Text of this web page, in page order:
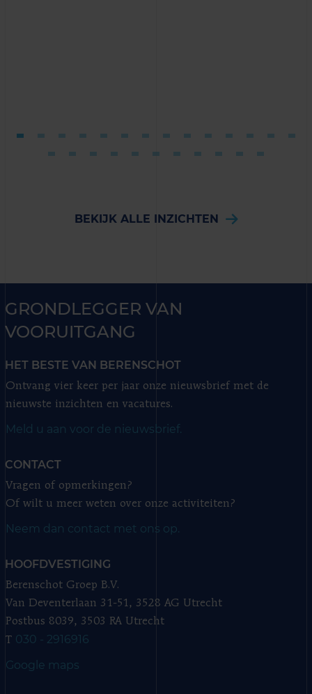
BEKIJK ALLE INZICHTEN
GRONDLEGGER VAN
VOORUITGANG
HET BESTE VAN BERENSCHOT
Ontvang vier keer per jaar onze nieuwsbrief met de
nieuwste inzichten en vacatures.
Meld u aan voor de nieuwsbrief.
CONTACT
Vragen of opmerkingen?
Of wilt u meer weten over onze activiteiten?
Neem dan contact met ons op.
HOOFDVESTIGING
Berenschot Groep B.V.
Van Deventerlaan 31-51, 3528 AG Utrecht
Postbus 8039, 3503 RA Utrecht
T 030 - 2916916
Google maps